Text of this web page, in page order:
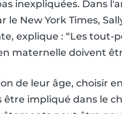
inexpliquées. Dans
le New York Times,
explique : “Les tout-
maternelle doivent
de leur âge, choisir
être impliqué dans le